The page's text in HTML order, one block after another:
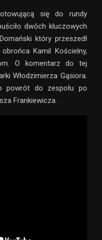
się do rundy
dwóch kluczowych
który przeszedł
Kamil Kościelny,
O komentarz do tej
Włodzimierza Gąsiora.
powrót do zespołu po
Frankiewicza.